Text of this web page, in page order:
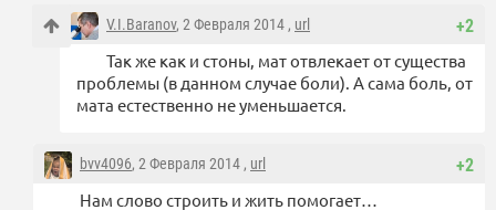
+2
V.I.Baranov, 2 Февраля 2014 , url
Так же как и стоны, мат отвлекает от существа
проблемы (в данном случае боли). А сама боль, от
мата естественно не уменьшается.
+2
bvv4096, 2 Февраля 2014 , url
Нам слово строить и жить помогает…